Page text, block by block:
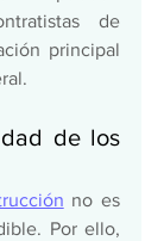
de
principal
de los
no es
Por ello,